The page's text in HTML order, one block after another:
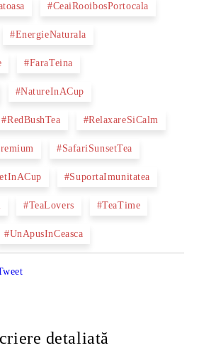
#CeaiRooibosPortocala
#EnergieNaturala
#FaraTeina
#NatureInACup
#RedBushTea #RelaxareSiCalm
#SafariSunsetTea
#SuportaImunitatea
#TeaLovers #TeaTime
#UnApusInCeasca
detaliată